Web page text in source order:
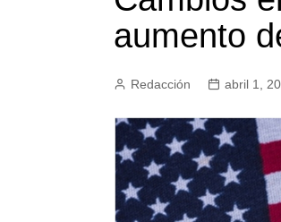
aumento
Redacción abril 1,